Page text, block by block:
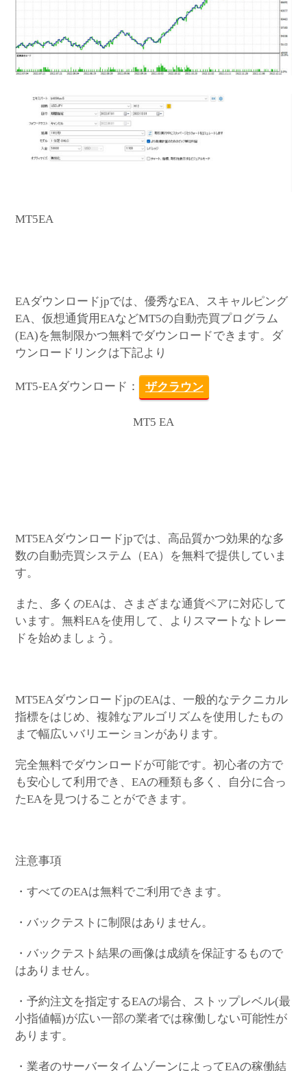
MT5EA
EAダウンロードjpでは、優秀なEA、スキャルピング
EA、仮想通貨用EAなどMT5の自動売買プログラム
(EA)を無制限かつ無料でダウンロードできます。ダ
ウンロードリンクは下記より
MT5-EAダウンロード： ザクラウン
MT5 EA
MT5EAダウンロードjpでは、高品質かつ効果的な多
数の自動売買システム（EA）を無料で提供していま
す。
また、多くのEAは、さまざまな通貨ペアに対応して
います。無料EAを使用して、よりスマートなトレー
ドを始めましょう。
MT5EAダウンロードjpのEAは、一般的なテクニカル
指標をはじめ、複雑なアルゴリズムを使用したもの
まで幅広いバリエーションがあります。
完全無料でダウンロードが可能です。初心者の方で
も安心して利用でき、EAの種類も多く、自分に合っ
たEAを見つけることができます。
注意事項
・すべてのEAは無料でご利用できます。
・バックテストに制限はありません。
・バックテスト結果の画像は成績を保証するもので
はありません。
・予約注文を指定するEAの場合、ストップレベル(最
小指値幅)が広い一部の業者では稼働しない可能性が
あります。
・業者のサーバータイムゾーンによってEAの稼働結